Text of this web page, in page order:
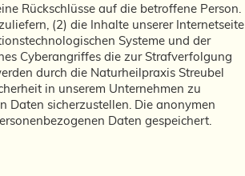
Rückschlüsse auf die betroffene Person.
(2) die Inhalte unserer Internetseite
Systeme und der
Cyberangriffes die zur Strafverfolgung
durch die Naturheilpraxis Streubel
in unserem Unternehmen zu
Daten sicherzustellen. Die anonymen
Daten gespeichert.